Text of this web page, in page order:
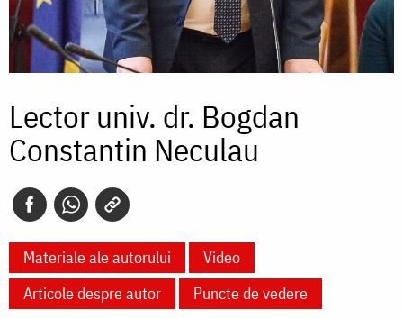
Lector univ. dr. Bogdan
Constantin Neculau
Materiale ale autorului
Video
Articole despre autor
Puncte de vedere